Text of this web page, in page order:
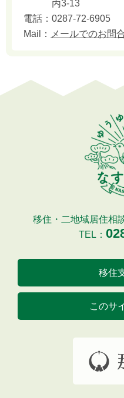
丙3-13
電話： 0287-72-6905
Mail：
メールでのお問
移住・二地域居住相
TEL：
移住
このサ